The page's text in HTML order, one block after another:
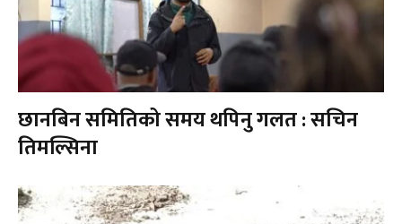
छानबिन समितिको समय थपिनु गलत : सचिन
तिमल्सिना